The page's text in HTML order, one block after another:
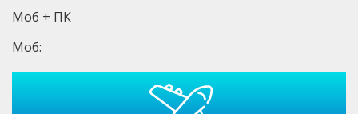
Моб + ПК
Моб: